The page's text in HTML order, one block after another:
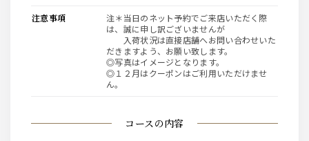
コースの内容
注意事項
注＊当日のネット予約でご来店いただく際
は、誠に申し訳ございませんが
入荷状況は直接店舗へお問い合わせいた
だきますよう、お願い致します。
◎写真はイメージとなります。
◎１２月はクーポンはご利用いただけませ
ん。